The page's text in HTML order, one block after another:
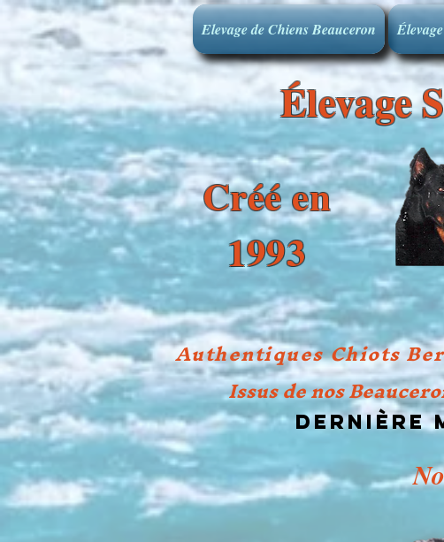
Elevage de Chiens Beauceron
Élevage
Créé en
1993
Authentiques Chiots
Issus de nos
Dernière